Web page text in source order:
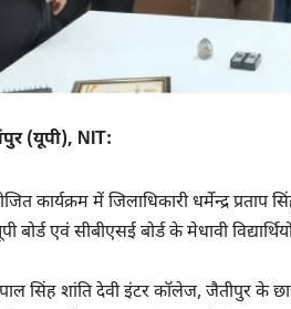
(यूपी), NIT:
कार्यक्रम में जिलाधिकारी धर्मेन्द्र
बोर्ड एवं सीबीएसई बोर्ड के मेधावी
सिंह शांति देवी इंटर कॉलेज, जैतीपुर के